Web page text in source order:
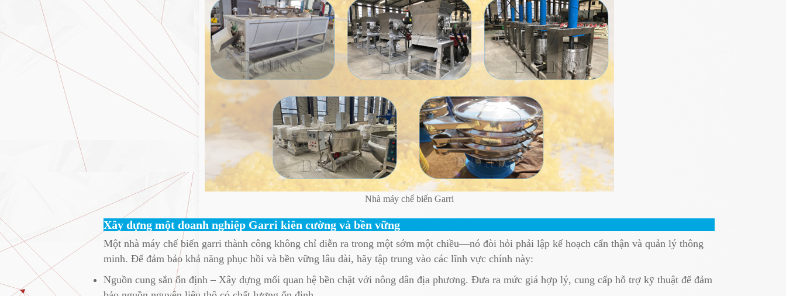
Nhà máy chế biến Garri
Xây dựng một doanh nghiệp Garri kiên cường và bền vững
Một nhà máy chế biến garri thành công không chỉ diễn ra trong một sớm một chiều—nó đòi hỏi phải lập kế hoạch cẩn thận và quản lý thông
minh. Để đảm bảo khả năng phục hồi và bền vững lâu dài, hãy tập trung vào các lĩnh vực chính này:
Nguồn cung sắn ổn định – Xây dựng mối quan hệ bền chặt với nông dân địa phương. Đưa ra mức giá hợp lý, cung cấp hỗ trợ kỹ thuật để đảm